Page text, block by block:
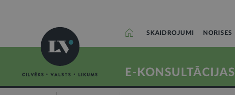
SKAIDROJUMI NORISES
E-KONSULTĀCIJAS